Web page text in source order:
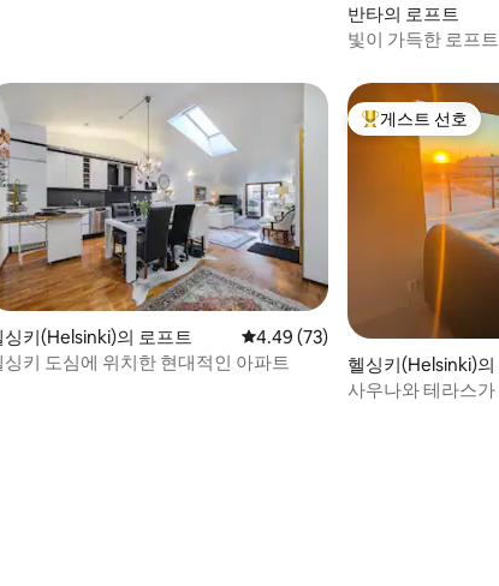
점), 후기 24개 반타의 로프트
빛이 가득한 로프트
만점), 후기 35개
싱키(Helsinki)의 로프트 평점 4.49점(5점 만점), 후기 73
4.49 (73)
싱키 도심에 위치한 현대적인 아파트
상위 게스트 선호
게스트 선호
헬싱키(Helsinki)의
사우나와 테라스가